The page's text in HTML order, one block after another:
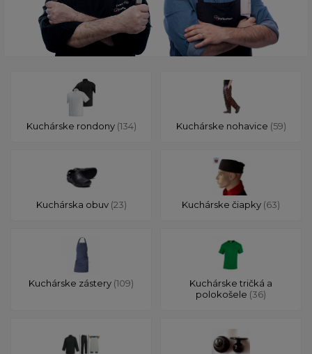
Kuchárske rondony (134) Kuchárske nohavice (59)
Kuchárska obuv (23) Kuchárske čiapky (63)
Kuchárske zástery (109)
Kuchárske tričká a
polokošele (36)